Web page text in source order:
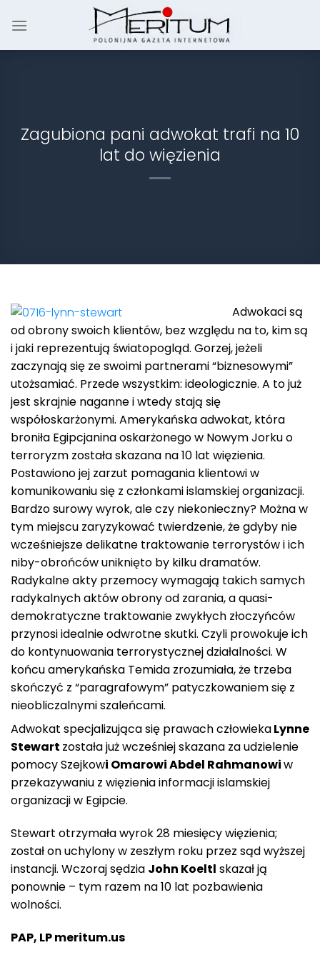
Zagubiona pani adwokat trafi na 10
lat do więzienia
Adwokaci są
od obrony swoich klientów, bez względu na to, kim są
i jaki reprezentują światopogląd. Gorzej, jeżeli
zaczynają się ze swoimi partnerami “biznesowymi”
utożsamiać. Przede wszystkim: ideologicznie. A to już
jest skrajnie naganne i wtedy stają się
współoskarżonymi. Amerykańska adwokat, która
broniła Egipcjanina oskarżonego w Nowym Jorku o
terroryzm została skazana na 10 lat więzienia.
Postawiono jej zarzut pomagania klientowi w
komunikowaniu się z członkami islamskiej organizacji.
Bardzo surowy wyrok, ale czy niekonieczny? Można w
tym miejscu zaryzykować twierdzenie, że gdyby nie
wcześniejsze delikatne traktowanie terrorystów i ich
niby-obrońców uniknięto by kilku dramatów.
Radykalne akty przemocy wymagają takich samych
radykalnych aktów obronyod zarania, a quasi-
demokratyczne traktowanie zwykłych złoczyńców
przynosi idealnie odwrotne skutki. Czyli prowokuje ich
do kontynuowania terrorystycznej działalności. W
końcu amerykańska Temida zrozumiała, że trzeba
skończyć z “paragrafowym” patyczkowaniem się z
nieobliczalnymi szaleńcami.
Adwokat specjalizująca się prawach człowiekaLynne
Stewart została już wcześniej skazana za udzielenie
pomocy Szejkowi Omarowi Abdel Rahmanowiw
przekazywaniu z więzienia informacji islamskiej
organizacji w Egipcie.
Stewart otrzymała wyrok 28 miesięcy więzienia;
został on uchylony w zeszłym roku przez sąd wyższej
instancji. Wczoraj sędzia John Koeltl skazał ją
ponownie – tym razem na 10 lat pozbawienia
wolności.
PAP, LP meritum.us